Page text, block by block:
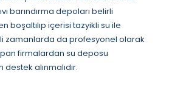
barındırma depoları belirli
boşaltılıp içerisi tazyikli su ile
zamanlarda da profesyonel olarak
firmalardan su deposu
alınmalıdır.